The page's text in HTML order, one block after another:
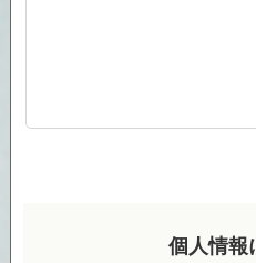
個人情報